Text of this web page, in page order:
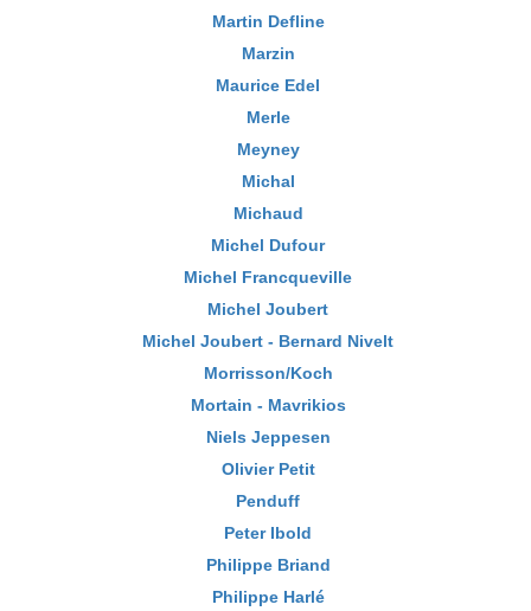
Martin Defline
Marzin
Maurice Edel
Merle
Meyney
Michal
Michaud
Michel Dufour
Michel Francqueville
Michel Joubert
Michel Joubert - Bernard Nivelt
Morrisson/Koch
Mortain - Mavrikios
Niels Jeppesen
Olivier Petit
Penduff
Peter Ibold
Philippe Briand
Philippe Harlé